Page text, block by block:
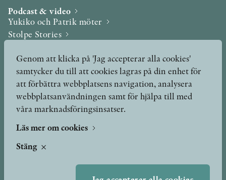
Podcast & video
Yukiko och Patrik möter
Stolpe Stories
Utmärkelser & Format
Utmärkelser
Övriga format
Genom att klicka på 'Jag accepterar alla cookies'
samtycker du till att cookies lagras på din enhet för
att förbättra webbplatsens navigation, analysera
webbplatsanvändningen samt för hjälpa till med
våra marknadsföringsinsatser.
Läs mer om cookies
Stäng